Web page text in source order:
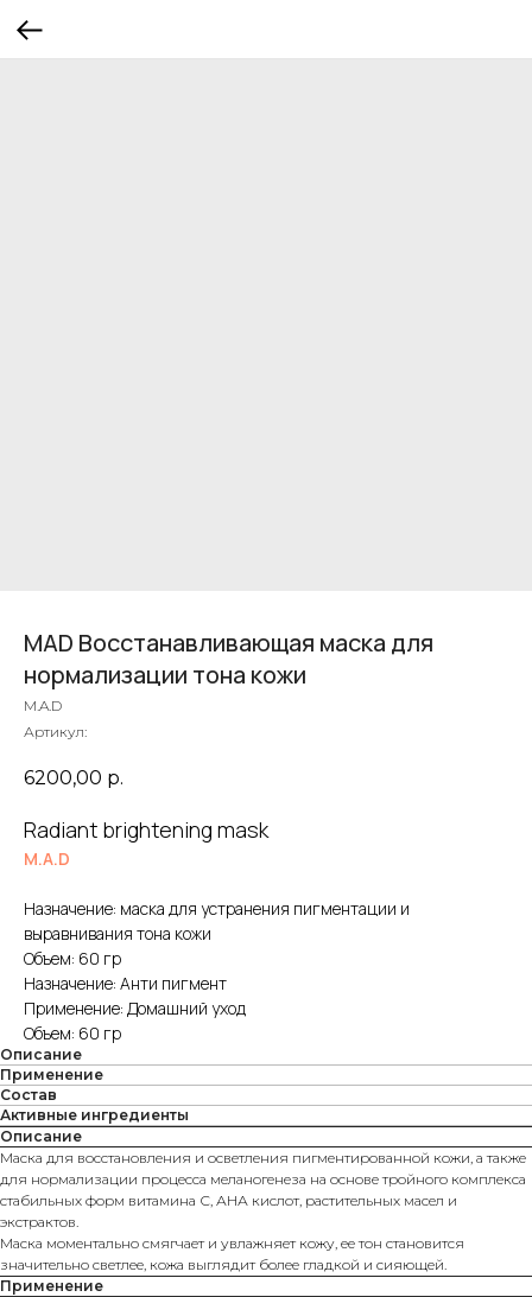
MAD Восстанавливающая маска для
нормализации тона кожи
M.A.D
Артикул:
6200,00 р.
Radiant brightening mask
M.A.D
Назначение: маска для устранения пигментации и
выравнивания тона кожи
Объем: 60 гр
Назначение: Анти пигмент
Применение: Домашний уход
Объем: 60 гр
Описание
Применение
Состав
Активные ингредиенты
Описание
Маска для восстановления и осветления пигментированной кожи, а также
для нормализации процесса меланогенеза на основе тройного комплекса
стабильных форм витамина С, АНА кислот, растительных масел и
экстрактов.
Маска моментально смягчает и увлажняет кожу, ее тон становится
значительно светлее, кожа выглядит более гладкой и сияющей.
Применение